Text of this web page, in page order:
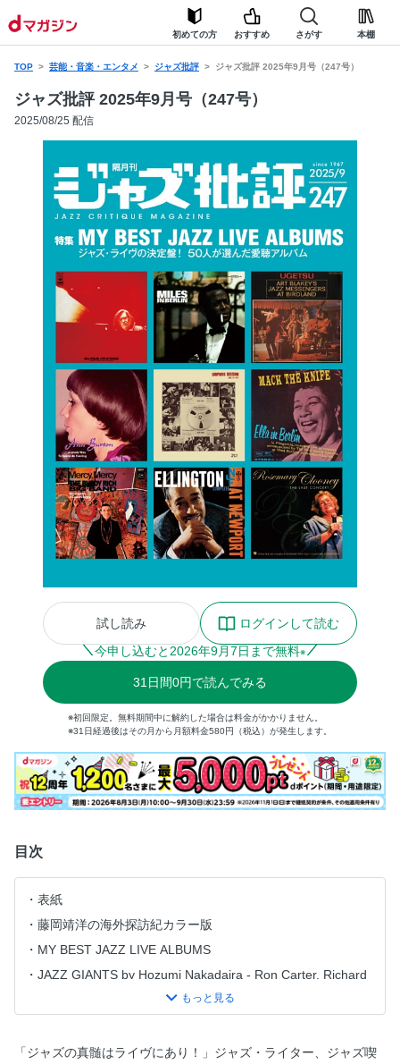
初めての方 おすすめ さがす 本棚
TOP 芸能・音楽・エンタメ ジャズ批評 ジャズ批評 2025年9月号（247号）
ジャズ批評 2025年9月号（247号）
2025/08/25 配信
試し読み
ログインして読む
今申し込むと 2026年9月7日まで無料※
31 日間0円で読んでみる
※初回限定。無料期間中に解約した場合は料金がかかりません。
※31日経過後はその月から月額料金580円（税込）が発生します。
目次
表紙
藤岡靖洋の海外探訪紀カラー版
MY BEST JAZZ LIVE ALBUMS
JAZZ GIANTS by Hozumi Nakadaira - Ron Carter, Richard
アナログ盤放浪記
CONTENTS
「ジャズの真髄はライヴにあり！」ジャズ・ライター、ジャズ喫